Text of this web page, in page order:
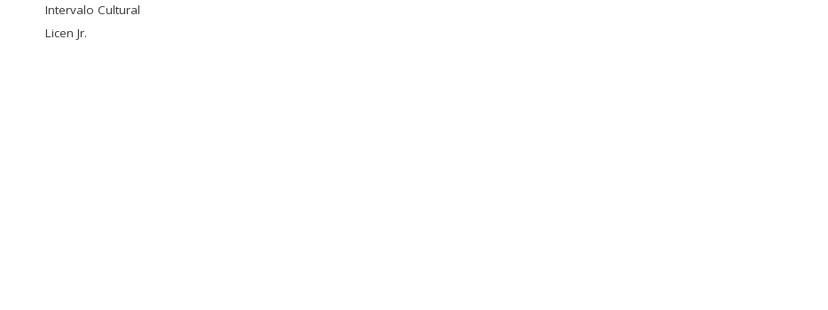
Intervalo Cultural
Licen Jr.